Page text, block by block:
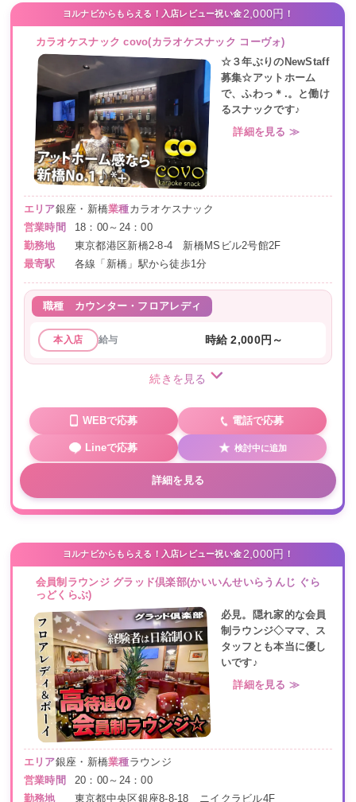
ヨルナビからもらえる！入店レビュー祝い金 2,000円 ！
カラオケスナック covo(カラオケスナック コーヴォ)
☆３年ぶりのNewStaff
募集☆アットホーム
で、ふわっ＊.。と働け
るスナックです♪
詳細を見る ≫
エリア銀座・新橋業種カラオケスナック
営業時間
18：00～24：00
勤務地
東京都港区新橋2-8-4 新橋MSビル2号館2F
最寄駅
各線「新橋」駅から徒歩1分
職種 カウンター・フロアレディ
本入店 給与 時給 2,000円～
続きを見る
WEBで応募 電話で応募
Lineで応募 検討中に追加
詳細を見る
ヨルナビからもらえる！入店レビュー祝い金 2,000円 ！
会員制ラウンジ グラッド倶楽部(かいいんせいらうんじ ぐら
っどくらぶ)
必見。隠れ家的な会員
制ラウンジ◇ママ、ス
タッフとも本当に優し
いです♪
詳細を見る ≫
エリア銀座・新橋業種ラウンジ
営業時間
20：00～24：00
勤務地
東京都中央区銀座8-8-18 ニイクラビル4F